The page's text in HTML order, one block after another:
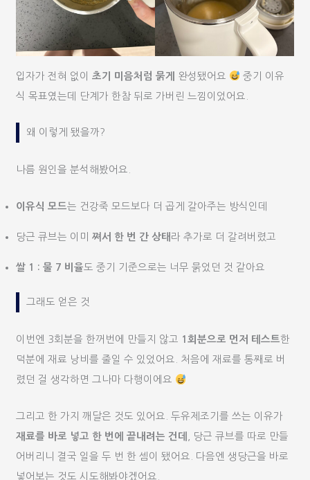
입자가 전혀 없이 초기 미음처럼 묽게 완성됐어요 중기 이유
식 목표였는데 단계가 한참 뒤로 가버린 느낌이었어요.
왜 이렇게 됐을까?
나름 원인을 분석해봤어요.
이유식 모드는 건강죽 모드보다 더 곱게 갈아주는 방식인데
당근 큐브는 이미 쪄서 한 번 간 상태 라 추가로 더 갈려버렸고
쌀 1 : 물 7 비율 도 중기 기준으로는 너무 묽었던 것 같아요
그래도 얻은 것
이번엔 3회분을 한꺼번에 만들지 않고 1회분으로 먼저 테스트한
덕분에 재료 낭비를 줄일 수 있었어요. 처음에 재료를 통째로 버
렸던 걸 생각하면 그나마 다행이에요
그리고 한 가지 깨달은 것도 있어요. 두유제조기를 쓰는 이유가
재료를 바로 넣고 한 번에 끝내려는 건데 , 당근 큐브를 따로 만들
어버리니 결국 일을 두 번 한 셈이 됐어요. 다음엔 생당근을 바로
넣어보는 것도 시도해봐야겠어요.